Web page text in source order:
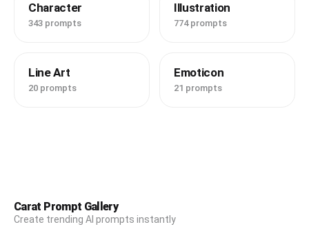
Character
343 prompts
Illustration
774 prompts
Line Art
20 prompts
Emoticon
21 prompts
Carat Prompt Gallery
Create trending AI prompts instantly